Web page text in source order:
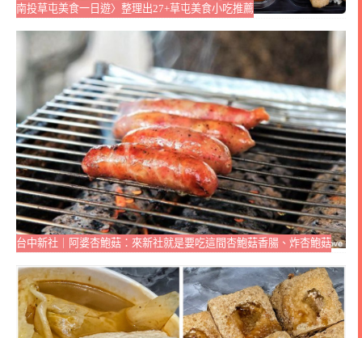
南投草屯美食一日遊〉整理出27+草屯美食小吃推薦
台中新社｜阿婆杏鮑菇：來新社就是要吃這間杏鮑菇香腸、炸杏鮑菇